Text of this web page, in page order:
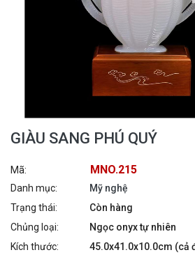
GIÀU SANG PHÚ QUÝ
Mã: MNO.215
Danh mục:
Mỹ nghệ
Trạng thái:
Còn hàng
Chủng loại:
Ngọc onyx tự nhiên
Kích thước:
45.0x41.0x10.0cm (cả